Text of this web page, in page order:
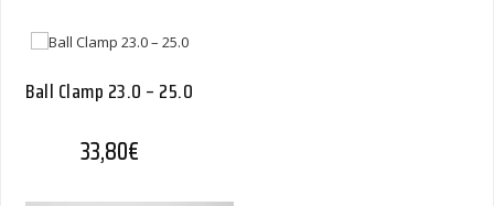
Ball Clamp 23.0 – 25.0
33,80€